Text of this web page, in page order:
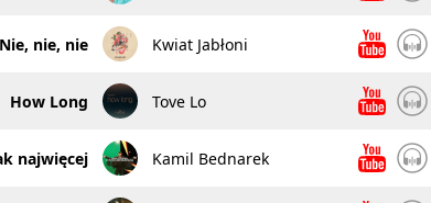
Nie, nie, nie Kwiat Jabłoni
How Long Tove Lo
najwięcej Kamil Bednarek